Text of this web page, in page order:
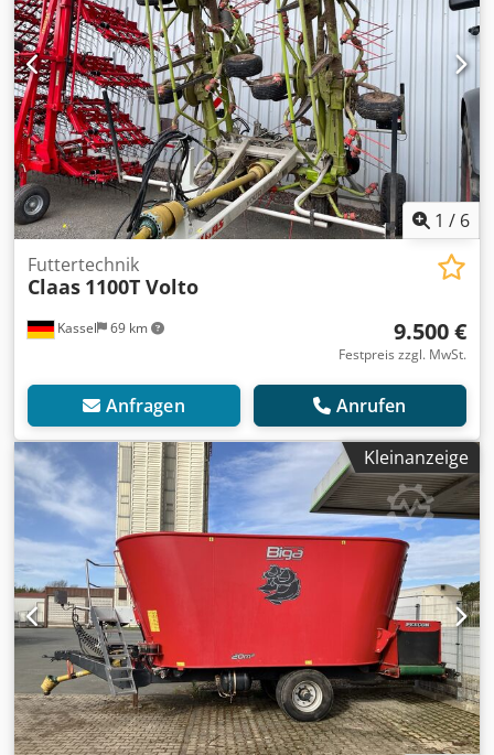
1 / 6
Kassel 69 km
Futtertechnik
Claas 1100T Volto
9.500 €
Festpreis zzgl. MwSt.
Anfragen Anrufen
Kleinanzeige